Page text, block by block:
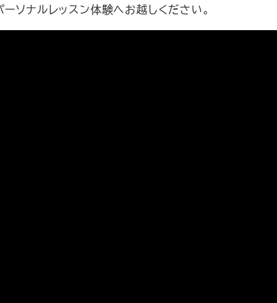
ーソナルレッスン体験へお越しください。